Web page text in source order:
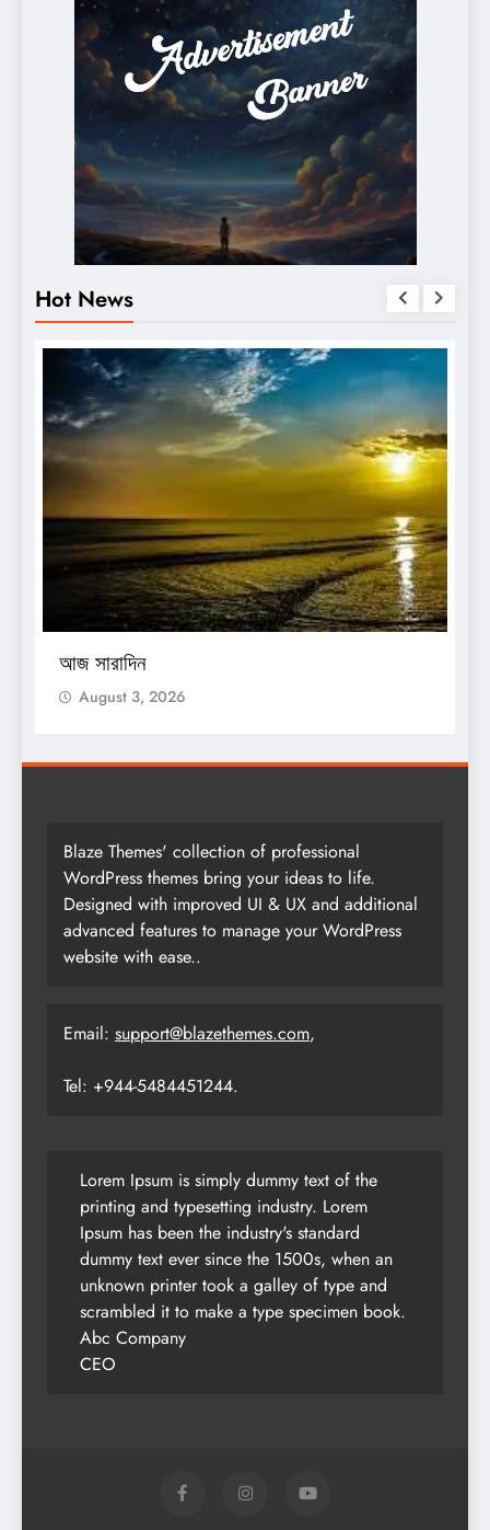
Hot News
আজ সারাদিন
August 3, 2026
Blaze Themes' collection of professional
WordPress themes bring your ideas to life.
Designed with improved UI & UX and additional
advanced features to manage your WordPress
website with ease..
Email: support@blazethemes.com,
Tel: +944-5484451244.
Lorem Ipsum is simply dummy text of the
printing and typesetting industry. Lorem
Ipsum has been the industry's standard
dummy text ever since the 1500s, when an
unknown printer took a galley of type and
scrambled it to make a type specimen book.
Abc Company
CEO